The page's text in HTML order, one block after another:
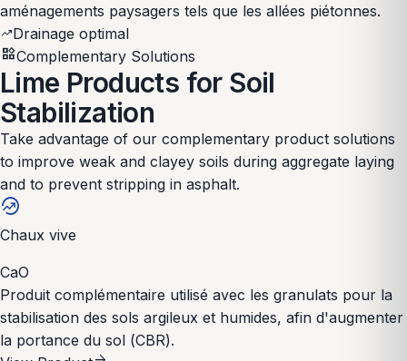
aménagements paysagers tels que les allées piétonnes.
trending_upDrainage optimal
widgetsComplementary Solutions
Lime Products for Soil
Stabilization
Take advantage of our complementary product solutions
to improve weak and clayey soils during aggregate laying
and to prevent stripping in asphalt.
whatshot
Chaux vive
CaO
Produit complémentaire utilisé avec les granulats pour la
stabilisation des sols argileux et humides, afin d'augmenter
la portance du sol (CBR).